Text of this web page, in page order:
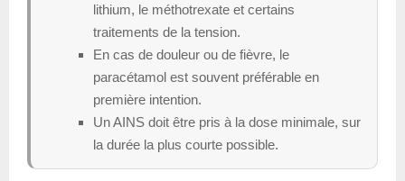
lithium, le méthotrexate et certains
traitements de la tension.
En cas de douleur ou de fièvre, le
paracétamol est souvent préférable en
première intention.
Un AINS doit être pris à la dose minimale, sur
la durée la plus courte possible.